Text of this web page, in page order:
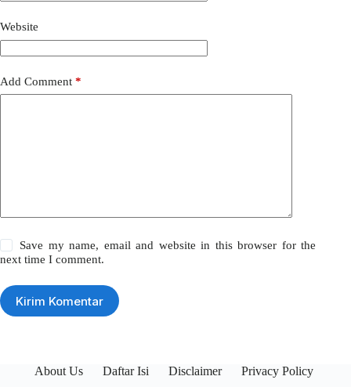
Website
Add Comment *
Save my name, email and website in this browser for the
next time I comment.
Kirim Komentar
About Us Daftar Isi Disclaimer Privacy Policy